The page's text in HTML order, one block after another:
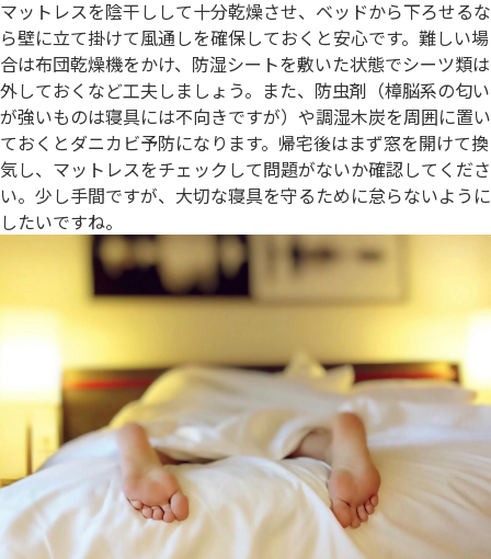
マットレスを陰干しして十分乾燥させ、ベッドから下ろせるな
ら壁に立て掛けて風通しを確保しておくと安心です。難しい場
合は布団乾燥機をかけ、防湿シートを敷いた状態でシーツ類は
外しておくなど工夫しましょう。また、防虫剤（樟脳系の匂い
が強いものは寝具には不向きですが）や調湿木炭を周囲に置い
ておくとダニカビ予防になります。帰宅後はまず窓を開けて換
気し、マットレスをチェックして問題がないか確認してくださ
い。少し手間ですが、大切な寝具を守るために怠らないように
したいですね。